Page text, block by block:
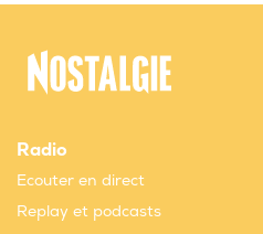
Radio
Ecouter en direct
Replay et podcasts